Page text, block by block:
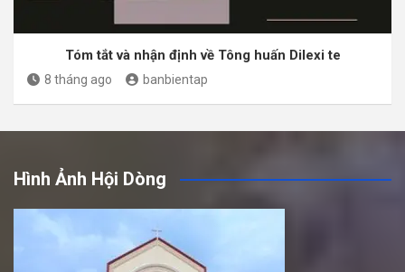
Tóm tắt và nhận định về Tông huấn Dilexi te
8 tháng ago banbientap
Hình Ảnh Hội Dòng